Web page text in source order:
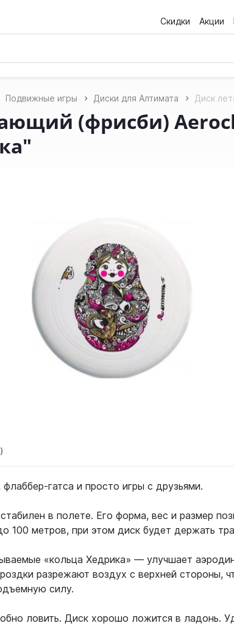
Скидки Акции
Подвижные игры Диски для Алтимата Диск
(фрисби)
гатса и просто игры с друзьями.
в полете. Его форма, вес и размер
100 метров, при этом диск будет держать
«кольца Хедрика» — улучшает
разрежают воздух с верхней стороны,
силу.
ловить. Диск хорошо ложится в ладонь.